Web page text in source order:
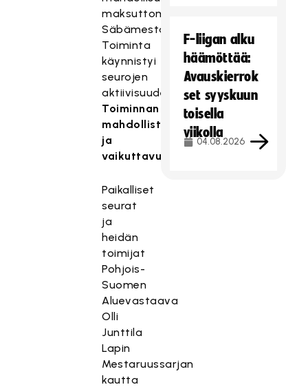
maksuttomaan
Säbämestarikoulutukseen
Toiminta
käynnistyi
seurojen
aktiivisuudesta
Toiminnan
mahdollistajat
ja
vaikuttavuus
Paikalliset
seurat
ja
heidän
toimijat
Pohjois-
Suomen
Aluevastaava
Olli
Junttila
Lapin
Mestaruussarjan
kautta
F-liigan alku
häämöttää:
Avauskierrok
set syyskuun
toisella
viikolla
04.08.2026